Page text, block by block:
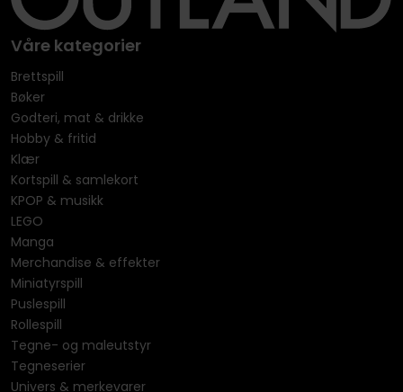
Våre kategorier
Brettspill
Bøker
Godteri, mat & drikke
Hobby & fritid
Klær
Kortspill & samlekort
KPOP & musikk
LEGO
Manga
Merchandise & effekter
Miniatyrspill
Puslespill
Rollespill
Tegne- og maleutstyr
Tegneserier
Univers & merkevarer